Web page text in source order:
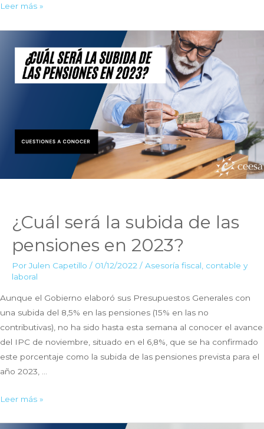
Declaración
renta
saber?
Leer más »
¿Cuál será la subida de las
pensiones en 2023?
PorJulen Capetillo / 01/12/2022 / Asesoría fiscal, contable y
laboral
Aunque el Gobierno elaboró sus Presupuestos Generales con
una subida del 8,5% en las pensiones (15% en las no
contributivas), no ha sido hasta esta semana al conocer el avance
del IPC de noviembre, situado en el 6,8%, que se ha confirmado
este porcentaje como la subida de las pensiones prevista para el
año 2023, …
¿Cuál
Leer más »